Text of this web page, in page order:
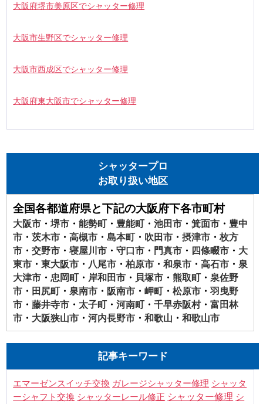
大阪府堺市美原区でシャッター修理
大阪市生野区でシャッター修理
大阪市西成区でシャッター修理
大阪府東大阪市でシャッター修理
シャッタープロ
お取り扱い地区
全国各都道府県と下記の大阪府下各市町村
大阪市 ・堺市 ・能勢町 ・ 豊能町 ・池田市 ・箕面市 ・ 豊中
市 ・茨木市 ・高槻市 ・島本町 ・ 吹田市 ・摂津市 ・枚方
市 ・交野市 ・寝屋川市 ・守口市 ・ 門真市 ・ 四條畷市 ・ 大
東市 ・東大阪市 ・ 八尾市 ・柏原市 ・和泉市 ・高石市 ・ 泉
大津市 ・ 忠岡町 ・ 岸和田市 ・ 貝塚市 ・熊取町 ・ 泉佐野
市 ・ 田尻町 ・ 泉南市 ・ 阪南市 ・岬町 ・松原市 ・羽曳野
市 ・藤井寺市 ・ 太子町 ・河南町 ・千早赤阪村・富田林
市 ・ 大阪狭山市 ・河内長野市 ・和歌山 ・和歌山市
記事キーワード
エマーゼンスイッチ交換 ガレージシャッター修理 シャッタ
ーシャフト交換 シャッターレール修正 シャッター修理 シ